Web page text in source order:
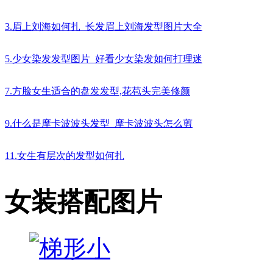
3.眉上刘海如何扎_长发眉上刘海发型图片大全
5.少女染发发型图片_好看少女染发如何打理迷
7.方脸女生适合的盘发发型,花苞头完美修颜
9.什么是摩卡波波头发型_摩卡波波头怎么剪
11.女生有层次的发型如何扎
女装搭配图片